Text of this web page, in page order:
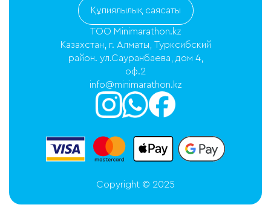
Құпиялылық саясаты
ТОО Minimarathon.kz
Казахстан, г. Алматы, Турксибский
район. ул.Сауранбаева, дом 4,
оф.2
info@minimarathon.kz
Copyright © 2025